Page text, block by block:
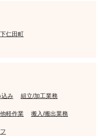
仁田町
込み 組立/加工業務
軽作業 搬入/搬出業務